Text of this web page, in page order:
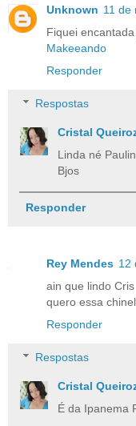
Unknown 11 de
Fiquei encantada
Makeeando
Responder
Respostas
Cristal
Linda né
Bjos
Responder
Rey Mendes 12
ain que lindo Cris
quero essa
Responder
Respostas
Cristal
É da Ipanema